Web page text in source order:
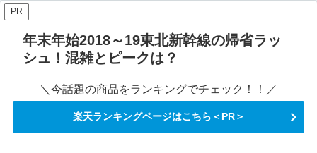
PR
年末年始2018～19東北新幹線の帰省ラッ
シュ！混雑とピークは？
＼今話題の商品をランキングでチェック！！／
楽天ランキングページはこちら＜PR＞